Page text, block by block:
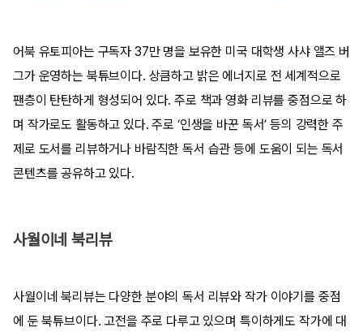
어북 유토피아는 구독자 37만 명을 보유한 미국 대학생 사샤 앨즈 버
그가 운영하는 북튜브이다. 상큼하고 밝은 에너지로 전 세계적으로
팬층이 탄탄하게 형성되어 있다. 주로 책과 영화 리뷰를 중점으로 하
며 작가로도 활동하고 있다. 주로 ‘인생을 바꾼 독서’ 등의 강력한 주
제로 도서를 리뷰하거나 바람직한 독서 습관 등에 도움이 되는 독서
콘텐츠를 공유하고 있다.
사월이네 북리뷰
사월이네 북리뷰는 다양한 분야의 독서 리뷰와 작가 이야기를 중점
에 둔 북튜브이다. 고전을 주로 다루고 있으며 특이하게도 작가에 대